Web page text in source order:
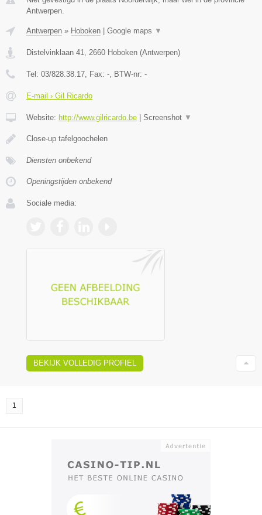
Antwerpen.
Antwerpen » Hoboken Google maps ▼
Distelvinklaan 41, 2660 Hoboken (Antwerpen)
Tel: 03/828.38.17, Fax: -, BTW-nr: -
E-mail › Gil Ricardo
Website: http://www.gilricardo.be Screenshot ▼
Close-up tafelgoochelen
Diensten onbekend
Openingstijden onbekend
Sociale media:
BEKIJK VOLLEDIG PROFIEL
1